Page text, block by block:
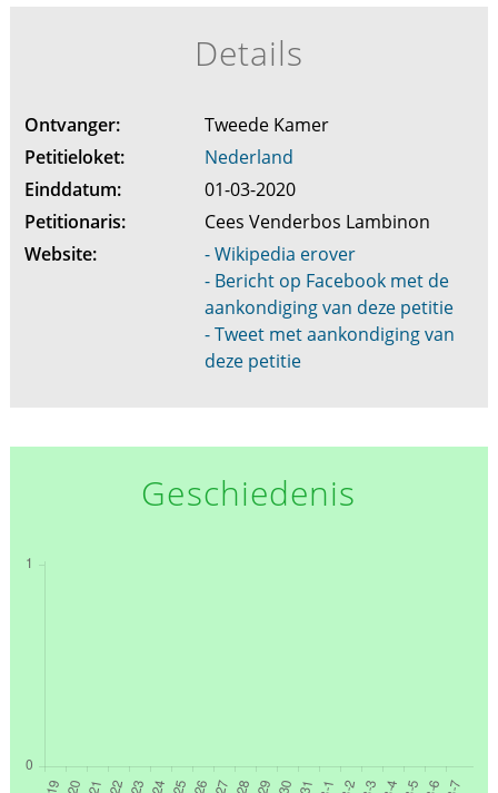
Details
Ontvanger:
Tweede Kamer
Petitieloket:
Nederland
Einddatum:
01-03-2020
Petitionaris:
Cees Venderbos Lambinon
Website:
- Wikipedia erover
- Bericht op Facebook met de
aankondiging van deze petitie
- Tweet met aankondiging van
deze petitie
Geschiedenis